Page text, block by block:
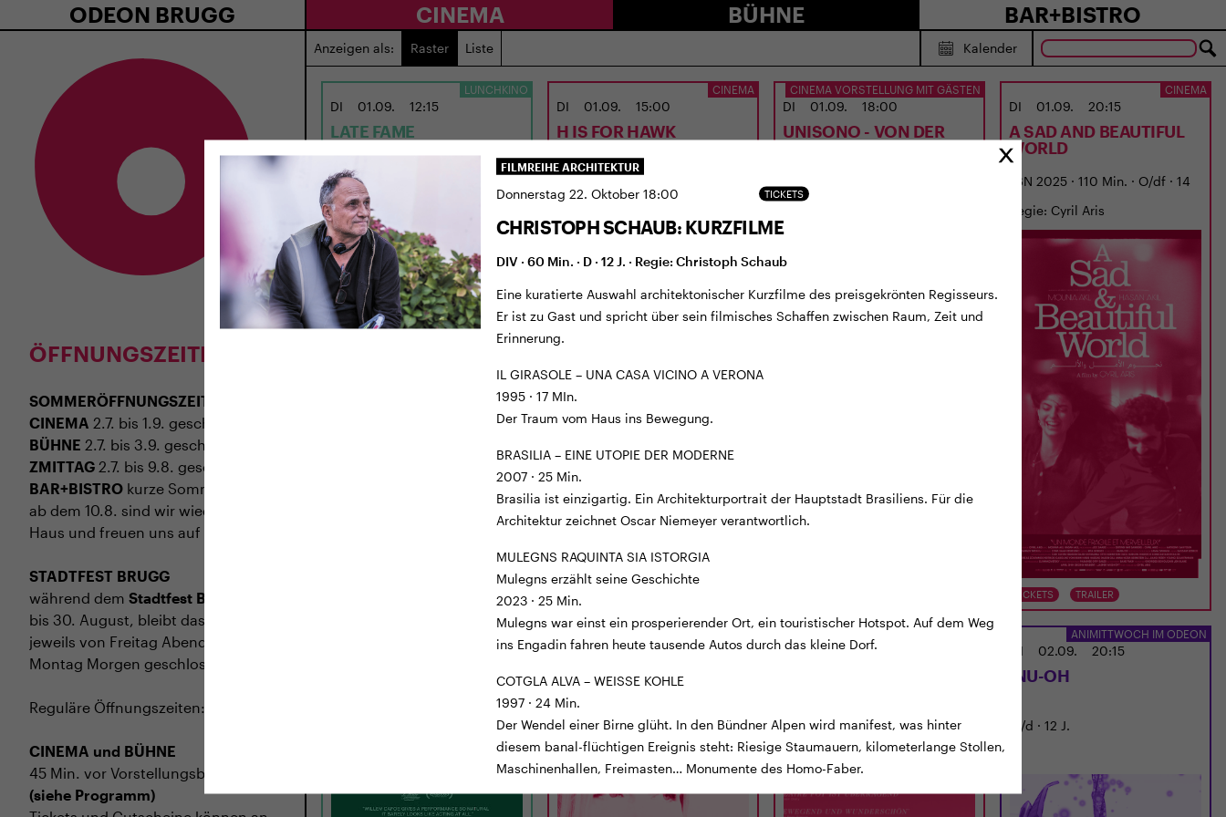
ODEON BRUGG CINEMA BÜHNE BAR+BISTRO
ÖFFNUNGSZEITEN
SOMMERÖFFNUNGSZEITEN
CINEMA 2.7. bis 1.9. geschlossen
BÜHNE 2.7. bis 3.9. geschlossen
ZMITTAG 2.7. bis 9.8. geschlossen
BAR+BISTRO kurze Sommerpause,
ab dem 10.8. sind wir wieder im
Haus und freuen uns auf euch <3
STADTFEST BRUGG
während dem Stadtfest Brugg
bis 30. August, bleibt das Haus
jeweils von Freitag Abend bis
Montag Morgen geschlossen
Reguläre Öffnungszeiten:
CINEMA und BÜHNE
45 Min. vor Vorstellungsbeginn
(siehe Programm)
Anzeigen als: Raster Liste Kalender
LUNCHKINO
DI 01.09. 12:15
LATE FAME
USA 2026 · 97 Min. · E/df · 12 J.
Regie: Kent Jones
CINEMA
DI 01.09. 15:00
H IS FOR HAWK
Regie: Philippa Lowthorpe
TICKETS
CINEMA VORSTELLUNG MIT GÄSTEN
DI 01.09. 18:00
UNISONO - VON DER
Regie: Georges Gachot
CINEMA
DI 01.09. 20:15
A SAD AND BEAUTIFUL
WORLD
LBN 2025 · 110 Min. · O/df · 14
Regie: Cyril Aris
TICKETS TRAILER
LUNCHKINO
USA 2026 · 97 Min. · E/df · 12 J.
MI 02.09. 15:00
INGEBORG BACHMANN
– JEMAND, DER EINMAL
ICH WAR
D 2026 · 97 Min. · D · 12 J.
Regie: Regina Schilling
MI 02.09. 18:00
UK 2026 · 120 Min. · E/df · 12 J.
Regie: Philippa Lowthorpe
ANIMITTWOCH IM ODEON
MI 02.09. 20:15
INU-OH
JP/d · 12 J.
FILMREIHE ARCHITEKTUR
Donnerstag 22. Oktober 18:00 TICKETS
CHRISTOPH SCHAUB: KURZFILME
DIV · 60 Min. · D · 12 J. · Regie: Christoph Schaub
Eine kuratierte Auswahl architektonischer Kurzfilme des preisgekrönten Regisseurs.
Er ist zu Gast und spricht über sein filmisches Schaffen zwischen Raum, Zeit und
Erinnerung.
IL GIRASOLE – UNA CASA VICINO A VERONA
1995 · 17 MIn.
Der Traum vom Haus ins Bewegung.
BRASILIA – EINE UTOPIE DER MODERNE
2007 · 25 Min.
Brasilia ist einzigartig. Ein Architekturportrait der Hauptstadt Brasiliens. Für die
Architektur zeichnet Oscar Niemeyer verantwortlich.
MULEGNS RAQUINTA SIA ISTORGIA
Mulegns erzählt seine Geschichte
2023 · 25 Min.
Mulegns war einst ein prosperierender Ort, ein touristischer Hotspot. Auf dem Weg
ins Engadin fahren heute tausende Autos durch das kleine Dorf.
COTGLA ALVA – WEISSE KOHLE
1997 · 24 Min.
Der Wendel einer Birne glüht. In den Bündner Alpen wird manifest, was hinter
diesem banal-flüchtigen Ereignis steht: Riesige Staumauern, kilometerlange Stollen,
Maschinenhallen, Freimasten… Monumente des Homo-Faber.